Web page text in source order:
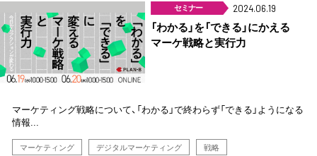
セミナー 2024.06.19
「わかる」を「できる」にかえる
マーケ戦略と実行力
マーケティング戦略について、「わかる」で終わらず「できる」ようになる
情報...
マーケティング デジタルマーケティング 戦略